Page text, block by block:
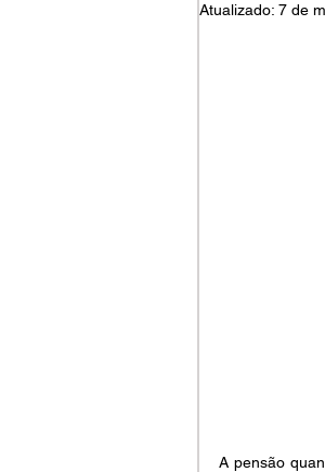
Atualizado: 7 de
A pensão